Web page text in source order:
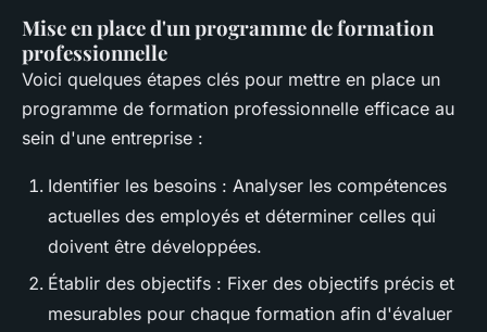
Mise en place d'un programme de formation
professionnelle
Voici quelques étapes clés pour mettre en place un
programme de formation professionnelle efficace au
sein d'une entreprise :
Identifier les besoins : Analyser les compétences
actuelles des employés et déterminer celles qui
doivent être développées.
Établir des objectifs : Fixer des objectifs précis et
mesurables pour chaque formation afin d'évaluer